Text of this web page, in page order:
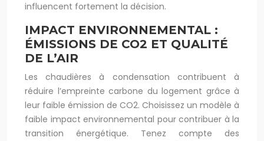
influencent fortement la décision.
IMPACT ENVIRONNEMENTAL :
ÉMISSIONS DE CO2 ET QUALITÉ
DE L’AIR
Les chaudières à condensation contribuent à
réduire l’empreinte carbone du logement grâce à
leur faible émission de CO2. Choisissez un modèle à
faible impact environnemental pour contribuer à la
transition énergétique. Tenez compte des